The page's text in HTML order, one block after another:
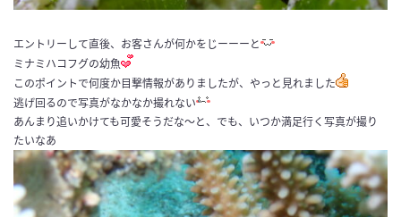
エントリーして直後、お客さんが何かをじーーーと
ミナミハコフグの幼魚
このポイントで何度か目撃情報がありましたが、やっと見れました
逃げ回るので写真がなかなか撮れない
あんまり追いかけても可愛そうだな〜と、でも、いつか満足行く写真が撮り
たいなあ